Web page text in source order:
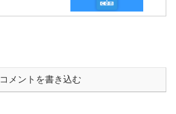
コメントを書き込む